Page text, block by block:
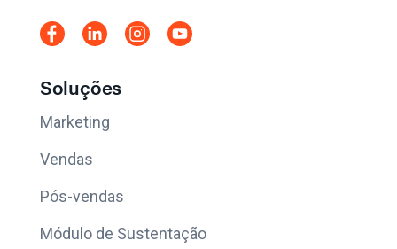
Soluções
Marketing
Vendas
Pós-vendas
Módulo de Sustentação